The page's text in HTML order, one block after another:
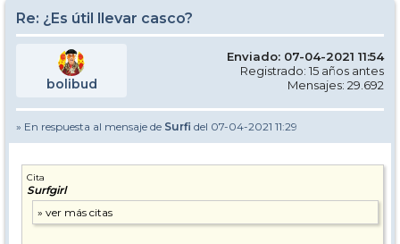
Re: ¿Es útil llevar casco?
bolibud
Enviado: 07-04-2021 11:54
Registrado: 15 años antes
Mensajes: 29.692
» En respuesta al mensaje de Surfi del 07-04-2021 11:29
Cita
Surfgirl